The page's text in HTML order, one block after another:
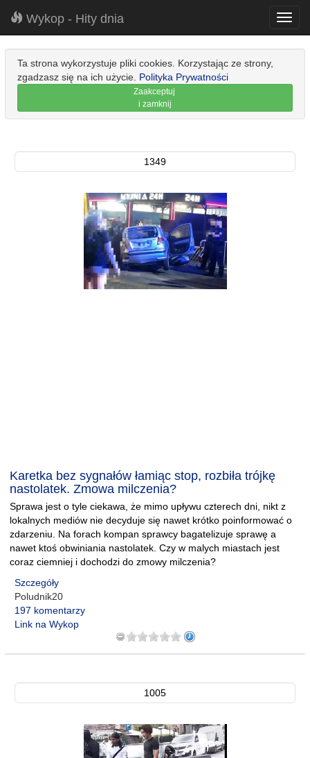
Wykop - Hity dnia
Ta strona wykorzystuje pliki cookies. Korzystając ze strony,
zgadzasz się na ich użycie. Polityka Prywatności
Zaakceptuj
i zamknij
1349
Karetka bez sygnałów łamiąc stop, rozbiła trójkę
nastolatek. Zmowa milczenia?
Sprawa jest o tyle ciekawa, że mimo upływu czterech dni, nikt z
lokalnych mediów nie decyduje się nawet krótko poinformować o
zdarzeniu. Na forach kompan sprawcy bagatelizuje sprawę a
nawet ktoś obwiniania nastolatek. Czy w malych miastach jest
coraz ciemniej i dochodzi do zmowy milczenia?
Szczegóły
Poludnik20
197 komentarzy
Link na Wykop
1005